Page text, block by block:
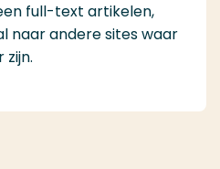
full-text artikelen,
naar andere sites waar